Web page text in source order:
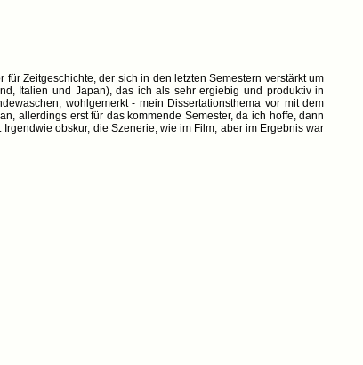
Zeitgeschichte, der sich in den letzten Semestern verstärkt um
Italien und Japan), das ich als sehr ergiebig und produktiv in
wohlgemerkt - mein Dissertationsthema vor mit dem
allerdings erst für das kommende Semester, da ich hoffe, dann
obskur, die Szenerie, wie im Film, aber im Ergebnis war